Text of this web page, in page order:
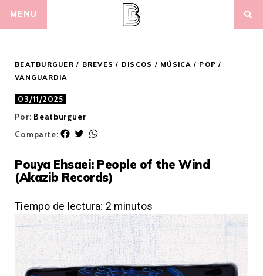
MENU
BEATBURGUER / BREVES / DISCOS / MÚSICA / POP /
VANGUARDIA
03/11/2025
Por: Beatburguer
Comparte:
F
e
b
o
k
T
t
t
r
t
s
p
p
Pouya Ehsaei: People of the Wind
(Akazib Records)
Tiempo de lectura: 2 minutos